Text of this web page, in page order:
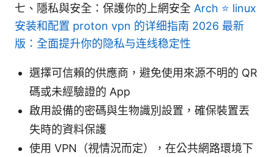
七、隱私與安全：保護你的上網安全 Arch ⭐ linux
安装和配置 proton vpn 的详细指南 2026 最新
版：全面提升你的隐私与连线稳定性
選擇可信賴的供應商，避免使用來源不明的 QR
碼或未經驗證的 App
啟用設備的密碼與生物識別設置，確保裝置丟
失時的資料保護
使用 VPN（視情況而定），在公共網路環境下